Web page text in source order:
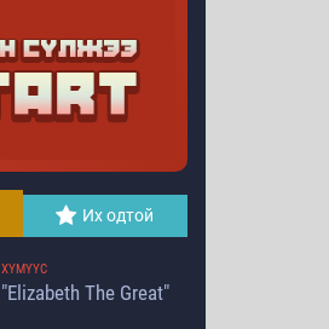
Их одтой
ХҮМҮҮС
"Elizabeth The Great"